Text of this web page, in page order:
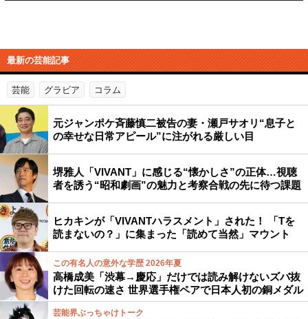
最新の芸能記事
芸能 グラビア コラム
元ジャンポケ斉藤慎二被告の妻・瀬戸サオリ“息子と
の幸せな日常アピール”に注がれる厳しい目
堺雅人「VIVANT」に感じる“懐かしさ”の正体…視聴
者を誘う“昭和劇画”の魅力と考察合戦の先に待つ課題
ヒカキンが「VIVANTハラスメント」された！ 「Tを
読まないの？」に集まった「読めて当然」マウント
この有名人の意外な学歴 2026年夏
高橋成美「渋幕→慶応」だけでは読み解けないズバ抜
けた回転の速さ 世界選手権ペアで日本人初の銅メダル
芸能界ぶっちゃけトーク